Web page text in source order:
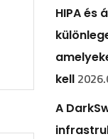
HIPA és
kell
A